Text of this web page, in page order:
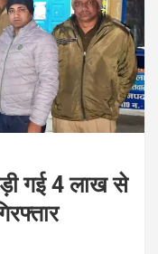
गई 4 लाख से